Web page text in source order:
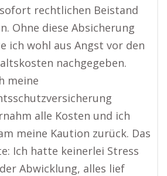
rechtlichen Beistand
Ohne diese Absicherung
ich wohl aus Angst vor den
nachgegeben.
meine
alle Kosten und ich
meine Kaution zurück. Das
Ich hatte keinerlei Stress
Abwicklung, alles lief